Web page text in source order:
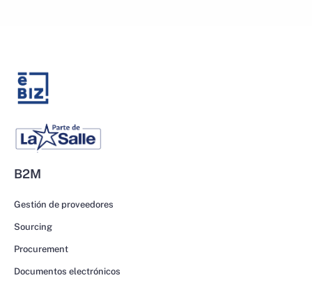
B2M
Gestión de proveedores
Sourcing
Procurement
Documentos electrónicos